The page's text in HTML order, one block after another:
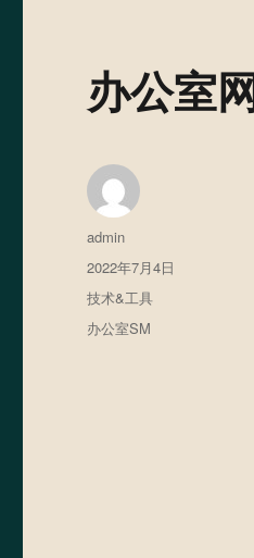
办公室
作
者
admin
发
布
于
2022年7月4日
分
类
技术&工具
标
办公室SM